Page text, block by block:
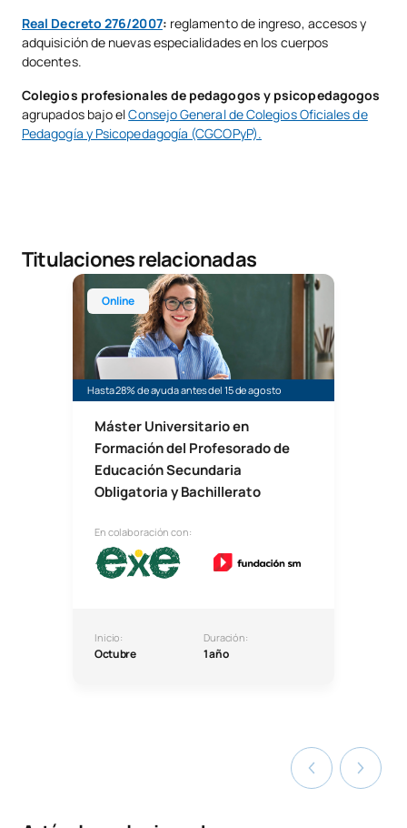
Real Decreto 276/2007: reglamento de ingreso, accesos y
adquisición de nuevas especialidades en los cuerpos
docentes.
Colegios profesionales de pedagogos y psicopedagogos
agrupados bajo elConsejo General de Colegios Oficiales de
Pedagogía y Psicopedagogía (CGCOPyP).
Titulaciones relacionadas
Online
Hasta 28% de ayuda antes del 15 de agosto
Máster Universitario en
Formación del Profesorado de
Educación Secundaria
Obligatoria y Bachillerato
En colaboración con:
Inicio:
Octubre
Duración:
1 año
Máster Universitario en Profesorado de